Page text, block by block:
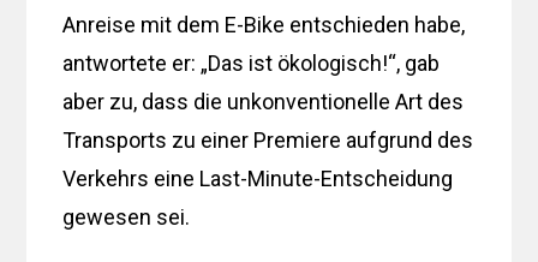
Anreise mit dem E-Bike entschieden habe,
antwortete er: „Das ist ökologisch!“, gab
aber zu, dass die unkonventionelle Art des
Transports zu einer Premiere aufgrund des
Verkehrs eine Last-Minute-Entscheidung
gewesen sei.